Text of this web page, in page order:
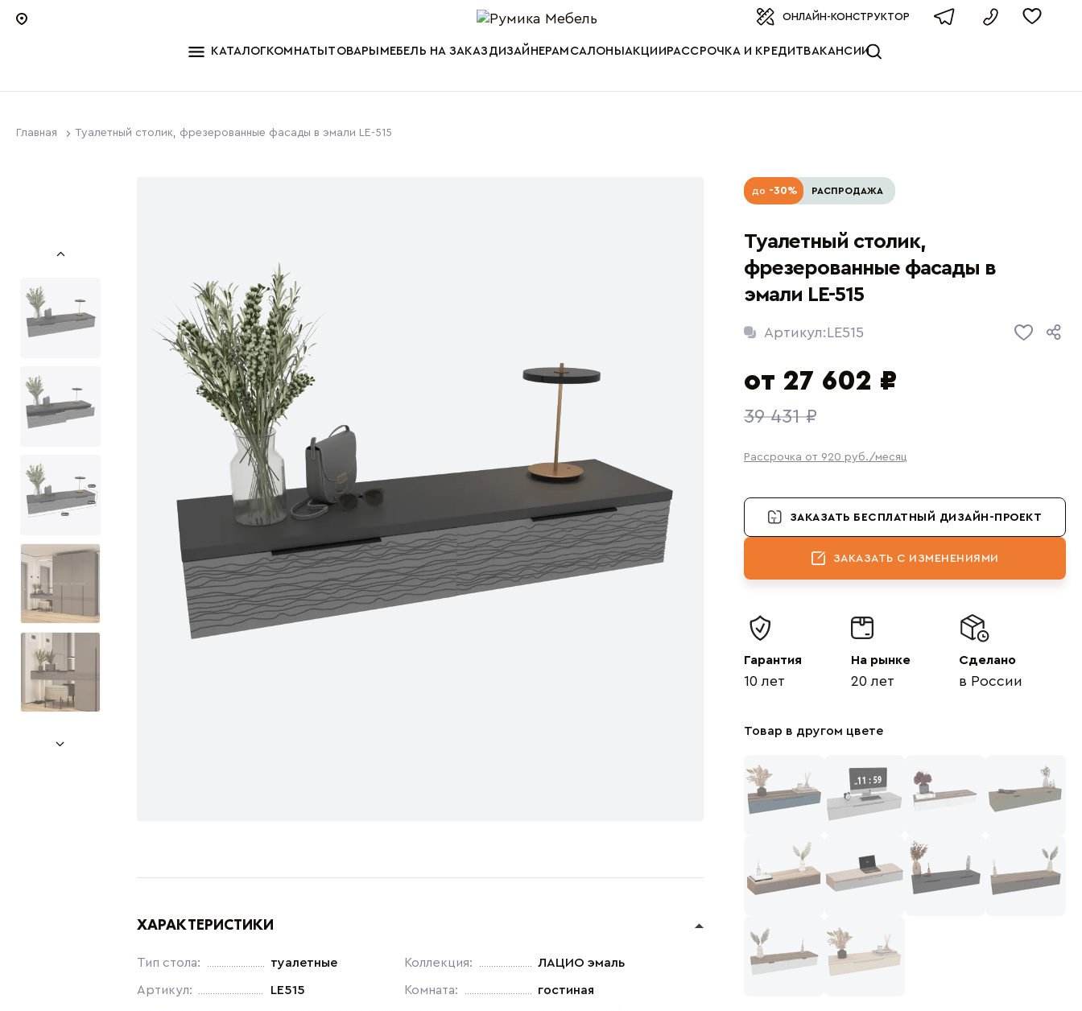
Мебель от производителяОНЛАЙН-КОНСТРУКТОР
КАТАЛОГ КОМНАТЫ ТОВАРЫ МЕБЕЛЬ НА ЗАКАЗ ДИЗАЙНЕРАМ САЛОНЫ АКЦИИ РАССРОЧКА И КРЕДИТ ВАКАНСИИ
Главная Туалетный столик, фрезерованные фасады в эмали LE-515
ХАРАКТЕРИСТИКИ
Тип стола: туалетные Коллекция: ЛАЦИО эмаль
Артикул: LE515 Комната: гостиная
до -30% РАСПРОДАЖА
Туалетный столик,
фрезерованные фасады в
эмали LE-515
Артикул:LE515
от 27 602 ₽
39 431 ₽
Рассрочка от 920 руб./месяц
ЗАКАЗАТЬ БЕСПЛАТНЫЙ ДИЗАЙН-ПРОЕКТ
ЗАКАЗАТЬ С ИЗМЕНЕНИЯМИ
Гарантия
10 лет
На рынке
20 лет
Сделано
в России
Товар в другом цвете